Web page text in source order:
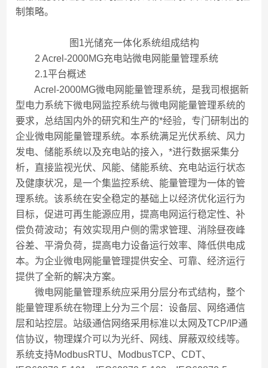
制策略。
图1光储充一体化系统组成结构
2 Acrel-2000MG充电站微电网能量管理系统
2.1平台概述
Acrel-2000MG微电网能量管理系统，是我司根据新
型电力系统下微电网监控系统与微电网能量管理系统的
要求，总结国内外的研究和生产的*经验，专门研制出的
企业微电网能量管理系统。本系统满足光伏系统、风力
发电、储能系统以及充电站的接入，*进行数据采集分
析，直接监视光伏、风能、储能系统、充电站运行状态
及健康状况，是一个集监控系统、能量管理为一体的管
理系统。该系统在安全稳定的基础上以经济优化运行为
目标，促进可再生能源应用，提高电网运行稳定性、补
偿负荷波动；有效实现用户侧的需求管理、消除昼夜峰
谷差、平滑负荷，提高电力设备运行效率、降低供电成
本。为企业微电网能量管理提供安全、可靠、经济运行
提供了全新的解决方案。
微电网能量管理系统应采用分层分布式结构，整个
能量管理系统在物理上分为三个层：设备层、网络通信
层和站控层。站级通信网络采用标准以太网及TCP/IP通
信协议，物理媒介可以为光纤、网线、屏蔽双绞线等。
系统支持ModbusRTU、ModbusTCP、CDT、